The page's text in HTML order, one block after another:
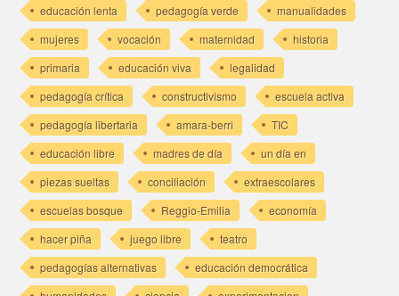
educación lenta
pedagogía verde
manualidades
mujeres
vocación maternidad
historia
primaria
educación viva
legalidad
pedagogía crítica
constructivismo
escuela activa
pedagogía libertaria
amara-berri
TIC
educación libre
madres de día
un día en
piezas sueltas
conciliación
extraescolares
escuelas bosque
Reggio-Emilia
economía
hacer piña
juego libre
teatro
pedagogías alternativas
educación democrática